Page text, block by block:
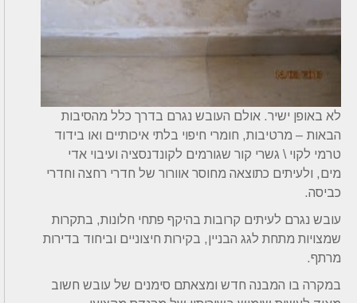
לא באופן ישיר. אולם העובש נגרם בדרך כלל מהסיבות
הבאות – מרטיבות, חומרי חיפוי בלתי איכותיים ואו בידוד
טרמי לקוי \ גשרי קור שגורמים לקונדנסציה ועיבוי אדי
מים, ולעיתים כתוצאה מחוסר אוורור של חדרי רחצה וחדרי
כביסה.
עובש נגרם לעיתים קרובות בהיקף פתחי חלונות, בתקרות
שמצויות מתחת לגג הבניין, בקירות חיצוניים וביחוד בדירות
מרתף.
במקרה בו המבנה חדש ומצאתם סימנים של עובש חשוב